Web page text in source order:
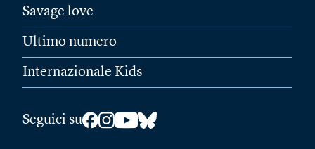
Savage love
Ultimo numero
Internazionale Kids
Seguici su